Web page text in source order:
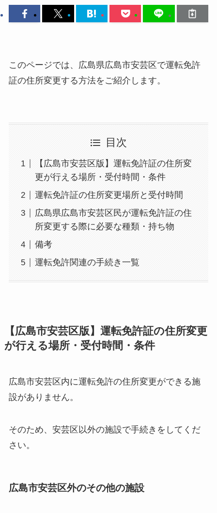
このページでは、広島県広島市安芸区で運転免許
証の住所変更する方法をご紹介します。
目次
【広島市安芸区版】運転免許証の住所変
更が行える場所・受付時間・条件
運転免許証の住所変更場所と受付時間
広島県広島市安芸区民が運転免許証の住
所変更する際に必要な種類・持ち物
備考
運転免許関連の手続き一覧
【広島市安芸区版】運転免許証の住所変更
が行える場所・受付時間・条件
広島市安芸区内に運転免許の住所変更ができる施
設がありません。
そのため、安芸区以外の施設で手続きをしてくだ
さい。
広島市安芸区外のその他の施設